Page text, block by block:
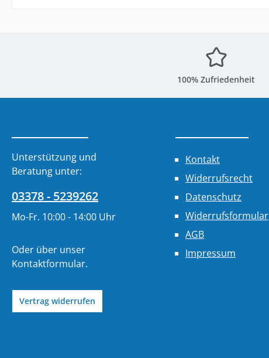
100% Zufriedenheit
Unterstützung und
Beratung unter:
03378 - 5239262
Mo-Fr. 10:00 - 14:00 Uhr
Oder über unser
Kontaktformular.
Vertrag widerrufen
Kontakt
Widerrufsrecht
Datenschutz
Widerrufsformular
AGB
Impressum